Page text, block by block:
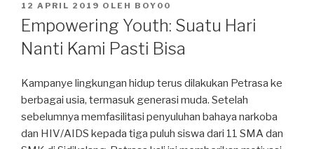
DIPOSKAN
PADA
12 APRIL 2019 OLEH BOY00
Empowering Youth: Suatu Hari
Nanti Kami Pasti Bisa
Kampanye lingkungan hidup terus dilakukan Petrasa ke
berbagai usia, termasuk generasi muda. Setelah
sebelumnya memfasilitasi penyuluhan bahaya narkoba
dan HIV/AIDS kepada tiga puluh siswa dari 11 SMA dan